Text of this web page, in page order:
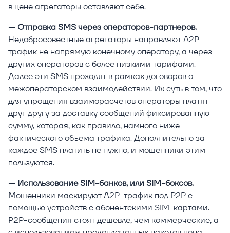
в цене агрегаторы оставляют себе.
— Отправка SMS через операторов-партнеров.
Недобросовестные агрегаторы направляют A2P-
трафик не напрямую конечному оператору, а через
других операторов с более низкими тарифами.
Далее эти SMS проходят в рамках договоров о
межоператорском взаимодействии. Их суть в том, что
для упрощения взаиморасчетов операторы платят
друг другу за доставку сообщений фиксированную
сумму, которая, как правило, намного ниже
фактического объема трафика. Дополнительно за
каждое SMS платить не нужно, и мошенники этим
пользуются.
— Использование SIM-банков, или SIM-боксов.
Мошенники маскируют A2P-трафик под P2P с
помощью устройств с абонентскими SIM-картами.
P2P-сообщения стоят дешевле, чем коммерческие, а